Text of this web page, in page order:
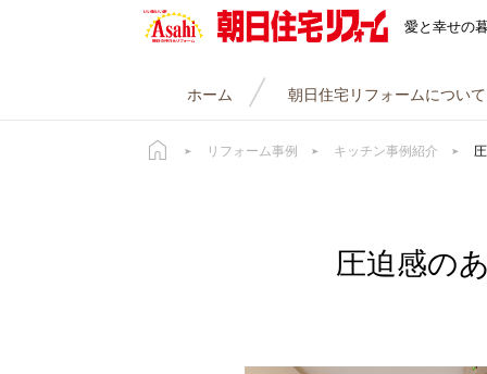
愛と幸せの
ホーム 朝日住宅リフォームについて
リフォーム事例 キッチン事例紹介
圧迫感の